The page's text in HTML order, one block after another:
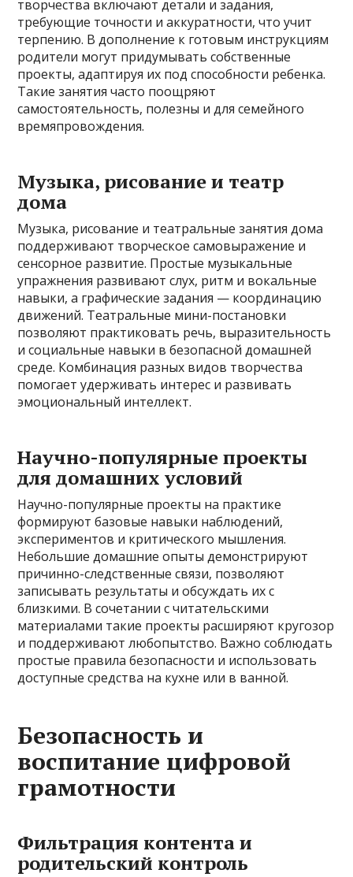
творчества включают детали и задания,
требующие точности и аккуратности, что учит
терпению. В дополнение к готовым инструкциям
родители могут придумывать собственные
проекты, адаптируя их под способности ребенка.
Такие занятия часто поощряют
самостоятельность, полезны и для семейного
времяпровождения.
Музыка, рисование и театр
дома
Музыка, рисование и театральные занятия дома
поддерживают творческое самовыражение и
сенсорное развитие. Простые музыкальные
упражнения развивают слух, ритм и вокальные
навыки, а графические задания — координацию
движений. Театральные мини-постановки
позволяют практиковать речь, выразительность
и социальные навыки в безопасной домашней
среде. Комбинация разных видов творчества
помогает удерживать интерес и развивать
эмоциональный интеллект.
Научно-популярные проекты
для домашних условий
Научно-популярные проекты на практике
формируют базовые навыки наблюдений,
экспериментов и критического мышления.
Небольшие домашние опыты демонстрируют
причинно-следственные связи, позволяют
записывать результаты и обсуждать их с
близкими. В сочетании с читательскими
материалами такие проекты расширяют кругозор
и поддерживают любопытство. Важно соблюдать
простые правила безопасности и использовать
доступные средства на кухне или в ванной.
Безопасность и
воспитание цифровой
грамотности
Фильтрация контента и
родительский контроль